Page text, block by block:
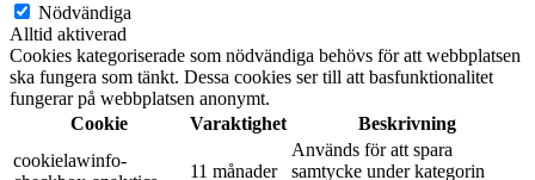
Nödvändiga
Alltid aktiverad
Cookies kategoriserade som nödvändiga behövs för att webbplatsen
ska fungera som tänkt. Dessa cookies ser till att basfunktionalitet
fungerar på webbplatsen anonymt.
Cookie
Varaktighet
Beskrivning
cookielawinfo-
11 månader
Används för att spara
samtycke under kategorin